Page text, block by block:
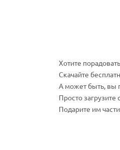
Хотите
Скачайте
А может быть, вы
Просто
Подарите им